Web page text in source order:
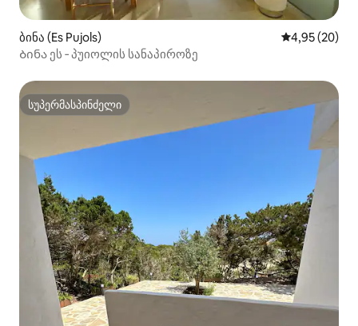
ბინა (Es Pujols) საშუალო
4,95 (20)
Ბინა ეს ‑ პუიოლის სანაპიროზე
სუპერმასპინძელი
სუპერმასპინძელი